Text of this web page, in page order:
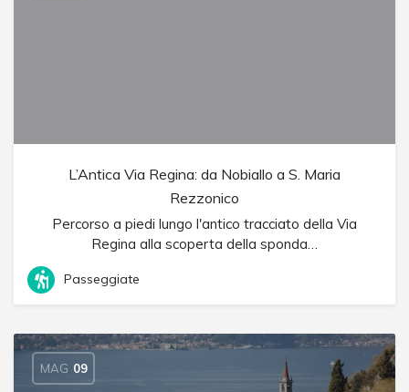
L’Antica Via Regina: da Nobiallo a S. Maria
Rezzonico
Percorso a piedi lungo l'antico tracciato della Via
Regina alla scoperta della sponda…
Passeggiate
MAG 09